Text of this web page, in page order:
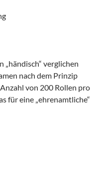
„händisch“ verglichen
nach dem Prinzip
von 200 Rollen pro
für eine „ehrenamtliche“